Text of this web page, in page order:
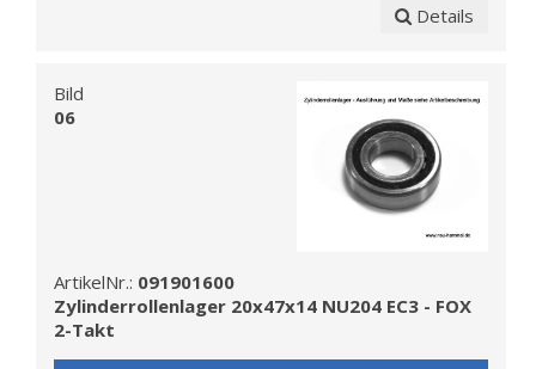
Details
Bild
06
ArtikelNr.: 091901600
Zylinderrollenlager 20x47x14 NU204 EC3 - FOX
2-Takt